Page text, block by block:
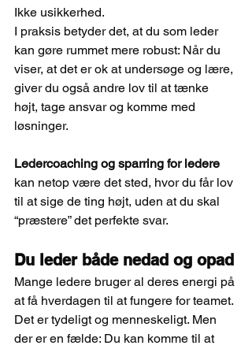
Ikke usikkerhed.
I praksis betyder det, at du som leder
kan gøre rummet mere robust: Når du
viser, at det er ok at undersøge og lære,
giver du også andre lov til at tænke
højt, tage ansvar og komme med
løsninger.
Ledercoaching og sparring for ledere
kan netop være det sted, hvor du får lov
til at sige de ting højt, uden at du skal
“præstere” det perfekte svar.
Du leder både nedad og opad
Mange ledere bruger al deres energi på
at få hverdagen til at fungere for teamet.
Det er tydeligt og menneskeligt. Men
der er en fælde: Du kan komme til at